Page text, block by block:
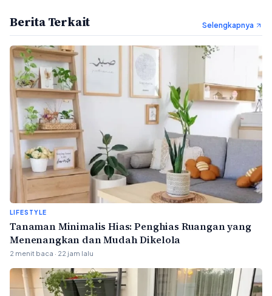
Berita Terkait Selengkapnya
LIFESTYLE
Tanaman Minimalis Hias: Penghias Ruangan yang
Menenangkan dan Mudah Dikelola
2 menit baca · 22 jam lalu